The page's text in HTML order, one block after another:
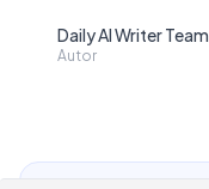
Daily AI Writer Team
Autor